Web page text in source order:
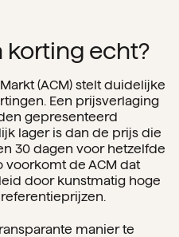
korting echt?
(ACM) stelt duidelijke
Een prijsverlaging
gepresenteerd
lager is dan de prijs die
30 dagen voor hetzelfde
voorkomt de ACM dat
door kunstmatig hoge
manier te